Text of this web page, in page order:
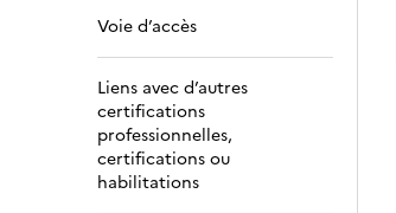
Voie d’accès
Liens avec d’autres
certifications
professionnelles,
certifications ou
habilitations